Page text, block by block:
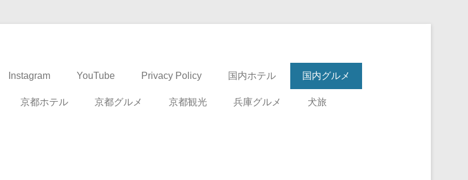
Instagram YouTube Privacy Policy 国内ホテル 国内グルメ
京都ホテル 京都グルメ 京都観光 兵庫グルメ 犬旅